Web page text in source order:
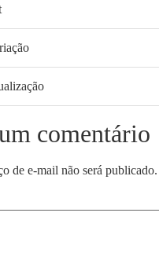
comentário
de e-mail não será publicado.